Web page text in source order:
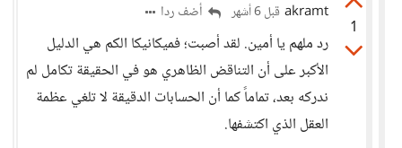
1
akramt قبل 6 أشهر أضف ردا
رد ملهم يا أمين. لقد أصبت؛ فميكانيكا الكم هي الدليل
الأكبر على أن التناقض الظاهري هو في الحقيقة تكامل لم
ندركه بعد، تماماً كما أن الحسابات الدقيقة لا تلغي عظمة
العقل الذي اكتشفها.